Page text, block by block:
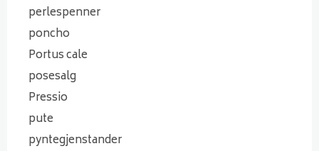
perlespenner
poncho
Portus cale
posesalg
Pressio
pute
pyntegjenstander